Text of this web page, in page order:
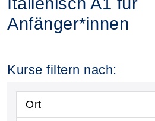
Anfänger*innen
Kurse filtern nach:
Ort